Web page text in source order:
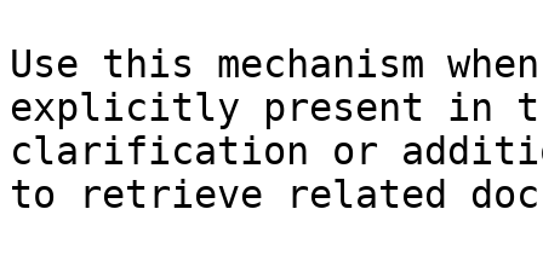
Use this mechanism
explicitly present in
clarification or